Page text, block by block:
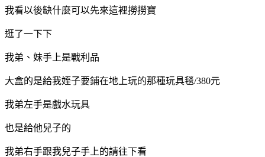
我看以後缺什麼可以先來這裡撈撈寶
逛了一下下
我弟、妹手上是戰利品
大盒的是給我姪子要鋪在地上玩的那種玩具毯/380元
我弟左手是戲水玩具
也是給他兒子的
我弟右手跟我兒子手上的請往下看